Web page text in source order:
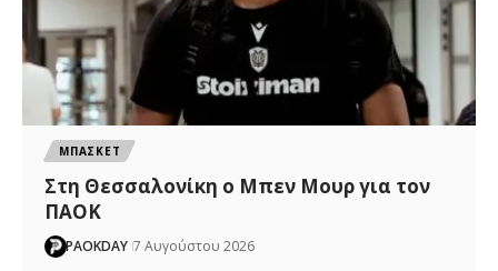
ΜΠΑΣΚΕΤ
Στη Θεσσαλονίκη ο Μπεν Μουρ για τον
ΠΑΟΚ
PAOKDAY 7 Αυγούστου 2026